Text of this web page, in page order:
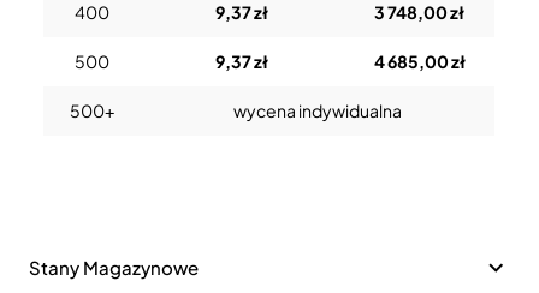
400 9,37 zł 3 748,00 zł
500 9,37 zł 4 685,00 zł
500+ wycena indywidualna
Stany Magazynowe